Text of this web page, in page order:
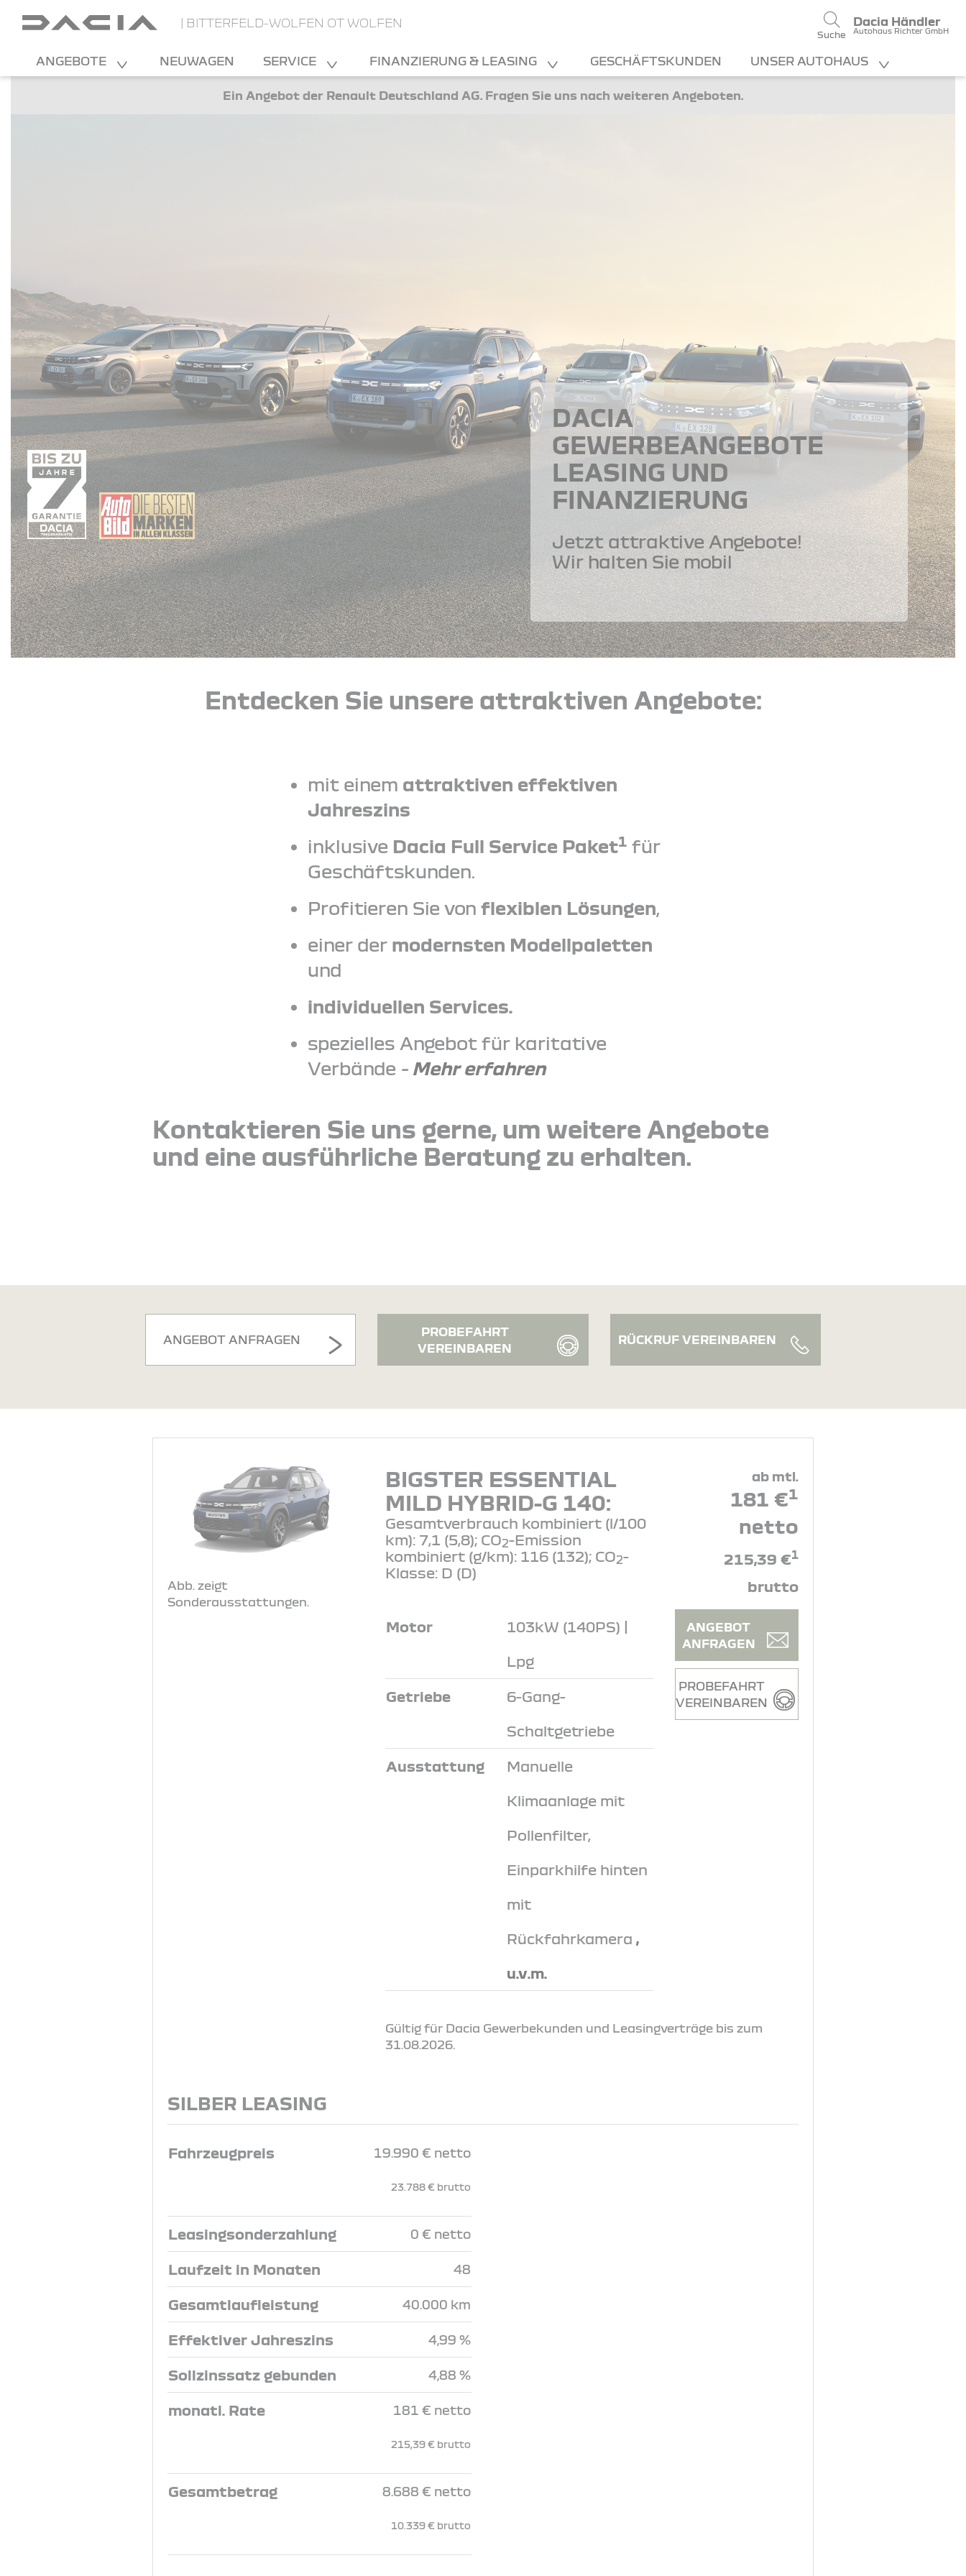
| BITTERFELD-WOLFEN OT WOLFEN
Suche
Dacia Händler
Autohaus Richter GmbH
ANGEBOTE NEUWAGEN SERVICE FINANZIERUNG & LEASING GESCHÄFTSKUNDEN UNSER AUTOHAUS
Ein Angebot der Renault Deutschland AG. Fragen Sie uns nach weiteren Angeboten.
DACIA
GEWERBEANGEBOTE
LEASING UND
FINANZIERUNG
Jetzt attraktive Angebote!
Wir halten Sie mobil
Entdecken Sie unsere attraktiven Angebote:
mit einem attraktiven effektiven
Jahreszins
inklusive Dacia Full Service Paket1 für
Geschäftskunden.
Profitieren Sie vonflexiblen Lösungen
einer der modernsten Modellpaletten
und
individuellen Services.
spezielles Angebot für karitative
Verbände - Mehr erfahren
Kontaktieren Sie uns gerne, um weitere Angebote
und eine ausführliche Beratung zu erhalten.
ANGEBOT ANFRAGEN
PROBEFAHRT
VEREINBAREN
RÜCKRUF VEREINBAREN
Abb. zeigt
Sonderausstattungen.
BIGSTER ESSENTIAL
MILD HYBRID-G 140:
Gesamtverbrauch kombiniert (l/100
km): 7,1 (5,8); CO2-Emission
kombiniert (g/km): 116 (132); CO2-
Klasse: D (D)
ab mtl.
181 €1
netto
215,39 €1
brutto
Motor 103kW (140PS) |
Lpg
Getriebe 6-Gang-
Schaltgetriebe
Ausstattung Manuelle
Klimaanlage mit
Pollenfilter,
Einparkhilfe hinten
mit
Rückfahrkamera ,
u.v.m.
ANGEBOT
ANFRAGEN
PROBEFAHRT
VEREINBAREN
Gültig für Dacia Gewerbekunden und Leasingverträge bis zum
31.08.2026.
SILBER LEASING
Fahrzeugpreis 19.990 € netto
23.788 € brutto
Leasingsonderzahlung 0 € netto
Laufzeit in Monaten 48
Gesamtlaufleistung 40.000 km
Effektiver Jahreszins 4,99 %
Sollzinssatz gebunden 4,88 %
monatl. Rate 181 € netto
215,39 € brutto
Gesamtbetrag 8.688 € netto
10.339 € brutto